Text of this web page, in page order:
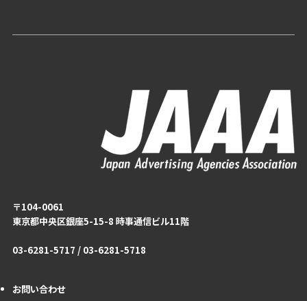
〒104-0061
東京都中央区銀座5-15-8 時事通信ビル11階
03-6281-5717 / 03-6281-5718
お問い合わせ